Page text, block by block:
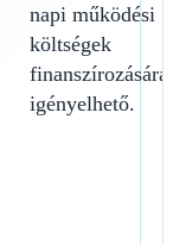
napi működési
költségek
finanszírozására
igényelhető.